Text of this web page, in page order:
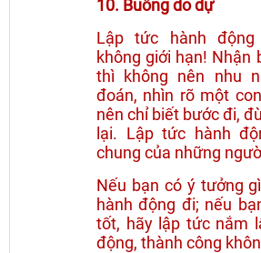
10. Buông do dự
Lập tức hành
không giới hạn! Nhận
thì không nên nhu
đoán, nhìn rõ một
nên chỉ biết bước đi,
lại. Lập tức hành
chung của những
Nếu bạn có ý tưởng
hành động đi; nếu
tốt, hãy lập tức nắm
động, thành công